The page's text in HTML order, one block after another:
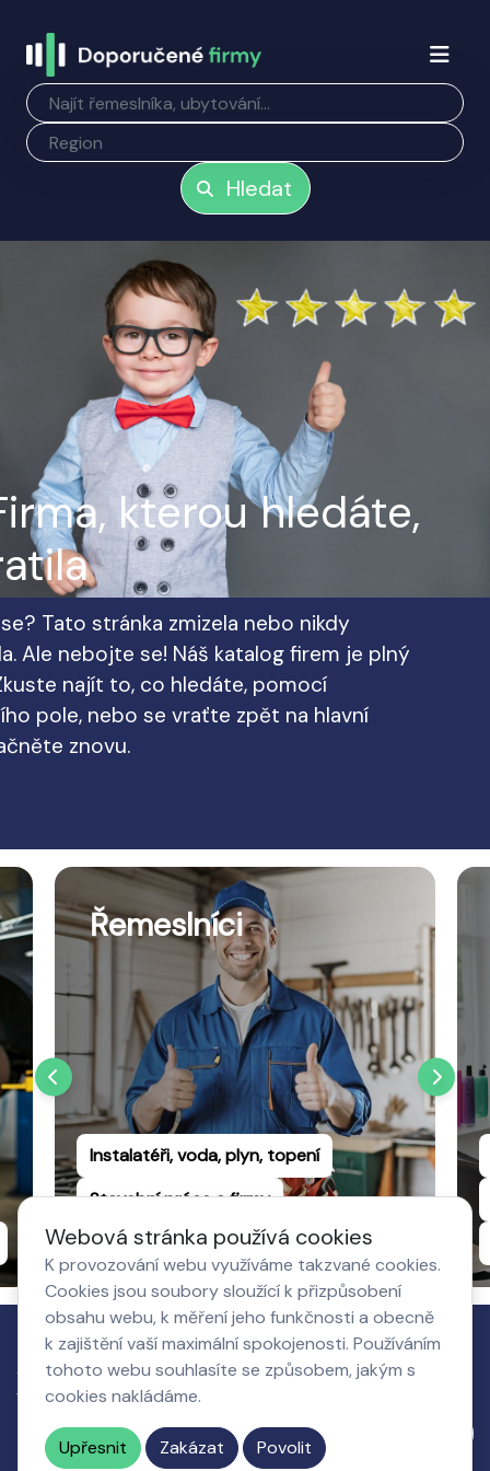
Webová stránka používá cookies
K provozování webu využíváme takzvané cookies.
Cookies jsou soubory sloužící k přizpůsobení
obsahu webu, k měření jeho funkčnosti a obecně
k zajištění vaší maximální spokojenosti. Používáním
tohoto webu souhlasíte se způsobem, jakým s
cookies nakládáme.
Upřesnit Zakázat Povolit
Hledat
kterou hledáte,
Tato stránka zmizela nebo nikdy
Ale nebojte se! Náš katalog firem je plný
najít to, co hledáte, pomocí
pole, nebo se vraťte zpět na hlavní
znovu.
Řemeslníci
Instalatéři, voda, plyn, topení
Stavební práce a firmy
Truhlářství a dřevovýroba
Jak to
funguje
Co získá
podnikatel
O nás,
Nastavení